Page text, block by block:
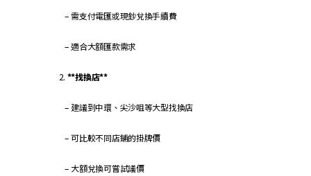
– 需支付電匯或現鈔兌換手續費
– 適合大額匯款需求
2. **找換店**
– 建議到中環、尖沙咀等大型找換店
– 可比較不同店鋪的掛牌價
– 大額兌換可嘗試議價